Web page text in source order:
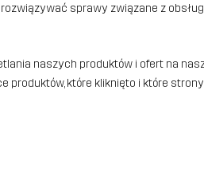
sprawy związane z
naszych produktów i ofert na
produktów, które kliknięto i które